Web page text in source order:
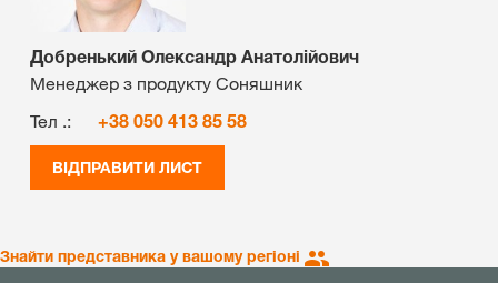
Добренький Олександр Анатолійович
Менеджер з продукту Соняшник
Тел .:
+38 050 413 85 58
ВІДПРАВИТИ ЛИСТ
Знайти представника у вашому регіоні